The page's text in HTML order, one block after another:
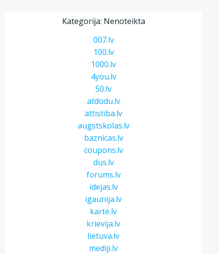
Kategorija: Nenoteikta
007.lv
100.lv
1000.lv
4you.lv
50.lv
atdodu.lv
attistiba.lv
augstskolas.lv
baznicas.lv
coupons.lv
dus.lv
forums.lv
idejas.lv
igaunija.lv
karte.lv
krievija.lv
lietuva.lv
mediji.lv